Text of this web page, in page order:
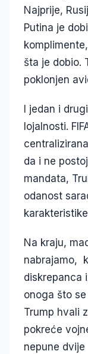
Najprije,
Putina je
šta je dobio.
poklonjen
I jedan i
lojalnosti.
da i ne
mandata,
odanost
Na kraju,
nabrajamo,
diskrepanca
onoga što
Trump hvali
pokreće
nepune